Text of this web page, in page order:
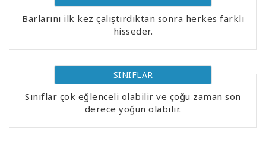
Kolaylaştırıcılar
Barlarını ilk kez çalıştırdıktan sonra herkes farklı
hisseder.
SINIFLAR
Sınıflar çok eğlenceli olabilir ve çoğu zaman son
derece yoğun olabilir.